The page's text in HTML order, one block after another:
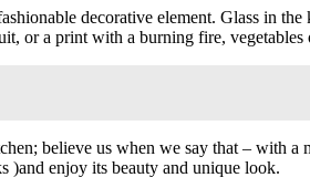
decorative element. Glass in
or a print with a burning fire,
believe us when we say that – with a
)and enjoy its beauty and unique look.